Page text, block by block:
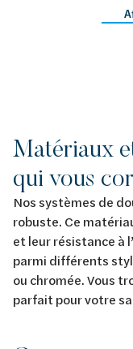
Matériaux
qui vous
Nos systèmes de
robuste. Ce
et leur résistance à
parmi différents
ou chromée. Vous
parfait pour votre